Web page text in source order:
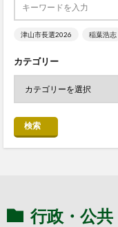
津山市長選2026 稲葉浩志
カテゴリー
検索
行政・公共